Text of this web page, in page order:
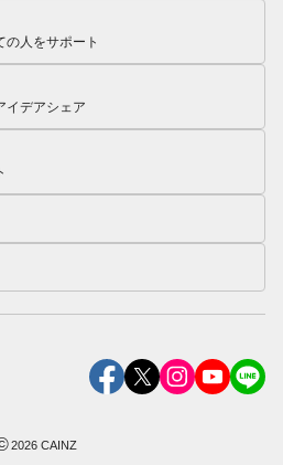
の人をサポート
イデアシェア
2026 CAINZ